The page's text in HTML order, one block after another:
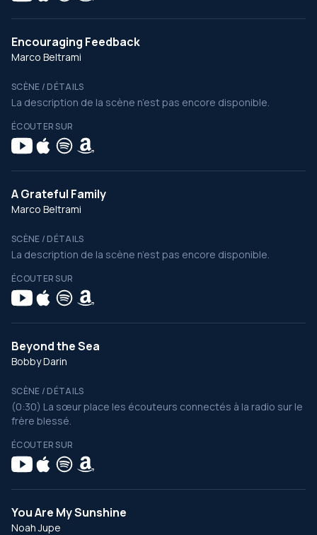
Encouraging Feedback
Marco Beltrami
SCÈNE / DÉTAILS
La description de la scène n’est pas encore disponible.
ÉCOUTER SUR
A Grateful Family
Marco Beltrami
SCÈNE / DÉTAILS
La description de la scène n’est pas encore disponible.
ÉCOUTER SUR
Beyond the Sea
Bobby Darin
SCÈNE / DÉTAILS
(0:30) La sœur place les écouteurs connectés à la radio sur le
frère blessé.
ÉCOUTER SUR
You Are My Sunshine
Noah Jupe